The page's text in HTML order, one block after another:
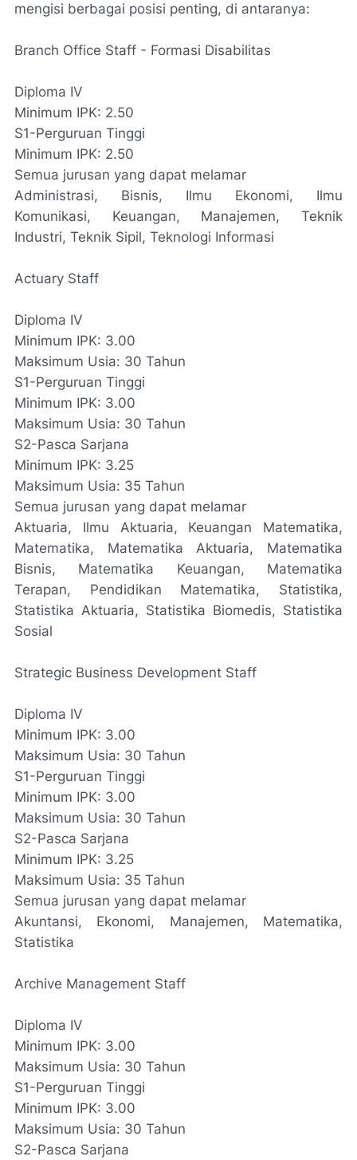
mengisi berbagai posisi penting, di antaranya:
Branch Office Staff - Formasi Disabilitas
Diploma IV
Minimum IPK: 2.50
S1-Perguruan Tinggi
Minimum IPK: 2.50
Semua jurusan yang dapat melamar
Administrasi, Bisnis, Ilmu Ekonomi, Ilmu
Komunikasi, Keuangan, Manajemen, Teknik
Industri, Teknik Sipil, Teknologi Informasi
Actuary Staff
Diploma IV
Minimum IPK: 3.00
Maksimum Usia: 30 Tahun
S1-Perguruan Tinggi
Minimum IPK: 3.00
Maksimum Usia: 30 Tahun
S2-Pasca Sarjana
Minimum IPK: 3.25
Maksimum Usia: 35 Tahun
Semua jurusan yang dapat melamar
Aktuaria, Ilmu Aktuaria, Keuangan Matematika,
Matematika, Matematika Aktuaria, Matematika
Bisnis, Matematika Keuangan, Matematika
Terapan, Pendidikan Matematika, Statistika,
Statistika Aktuaria, Statistika Biomedis, Statistika
Sosial
Strategic Business Development Staff
Diploma IV
Minimum IPK: 3.00
Maksimum Usia: 30 Tahun
S1-Perguruan Tinggi
Minimum IPK: 3.00
Maksimum Usia: 30 Tahun
S2-Pasca Sarjana
Minimum IPK: 3.25
Maksimum Usia: 35 Tahun
Semua jurusan yang dapat melamar
Akuntansi, Ekonomi, Manajemen, Matematika,
Statistika
Archive Management Staff
Diploma IV
Minimum IPK: 3.00
Maksimum Usia: 30 Tahun
S1-Perguruan Tinggi
Minimum IPK: 3.00
Maksimum Usia: 30 Tahun
S2-Pasca Sarjana